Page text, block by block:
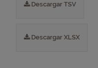
Descargar TSV
Descargar XLSX